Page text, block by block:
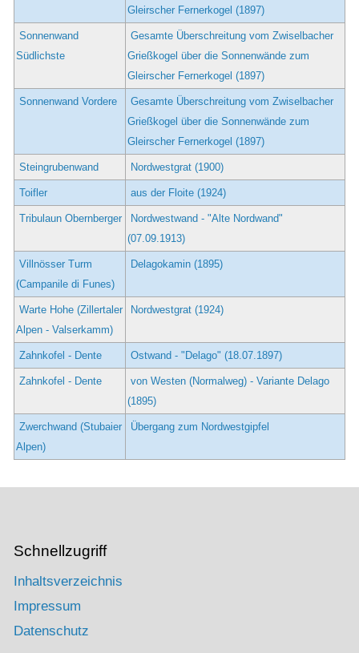
Gleirscher Fernerkogel (1897)
Sonnenwand
Südlichste
Gesamte Überschreitung vom Zwiselbacher
Grießkogel über die Sonnenwände zum
Gleirscher Fernerkogel (1897)
Sonnenwand Vordere
Gesamte Überschreitung vom Zwiselbacher
Grießkogel über die Sonnenwände zum
Gleirscher Fernerkogel (1897)
Steingrubenwand Nordwestgrat (1900)
Toifler aus der Floite (1924)
Tribulaun Obernberger
Nordwestwand - "Alte Nordwand"
(07.09.1913)
Villnösser Turm
(Campanile di Funes)
Delagokamin (1895)
Warte Hohe (Zillertaler
Alpen - Valserkamm)
Nordwestgrat (1924)
Zahnkofel - Dente Ostwand - "Delago" (18.07.1897)
Zahnkofel - Dente
von Westen (Normalweg) - Variante Delago
(1895)
Zwerchwand (Stubaier
Alpen)
Übergang zum Nordwestgipfel
Schnellzugriff
Inhaltsverzeichnis
Impressum
Datenschutz